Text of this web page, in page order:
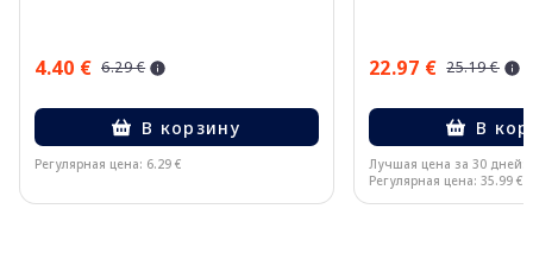
4.40 € 6.29 €
В корзину
Регулярная цена: 6.29 €
22.97 € 25.19 €
В
Лучшая цена за 30 дней:
Регулярная цена: 35.99 €